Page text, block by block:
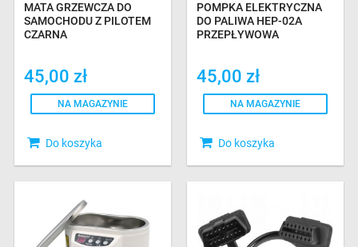
MATA GRZEWCZA DO
SAMOCHODU Z PILOTEM
CZARNA
45,00 zł
NA MAGAZYNIE
Do koszyka
POMPKA ELEKTRYCZNA
DO PALIWA HEP-02A
PRZEPŁYWOWA
45,00 zł
NA MAGAZYNIE
Do koszyka